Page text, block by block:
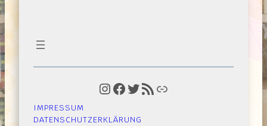
Instagram Facebook Twitter RSS-Feed Link
IMPRESSUM
DATENSCHUTZERKLÄRUNG